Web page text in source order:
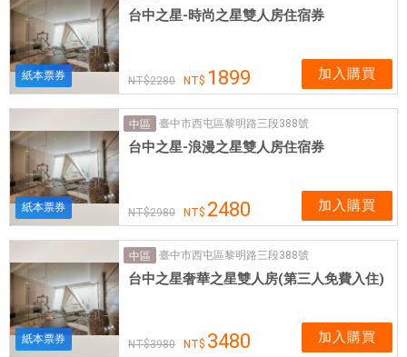
紙本票券
台中之星-時尚之星雙人房住宿券
2280 1899 加入購買
紙本票券
中區 臺中市西屯區黎明路三段388號
台中之星-浪漫之星雙人房住宿券
2980 2480 加入購買
紙本票券
中區 臺中市西屯區黎明路三段388號
台中之星奢華之星雙人房(第三人免費入住)
3980 3480 加入購買